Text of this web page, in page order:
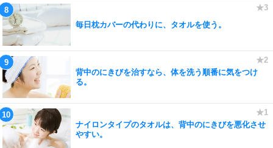
毎日枕カバーの代わりに、タオルを使う。
背中のにきびを治すなら、体を洗う順番に気をつけ
る。
ナイロンタイプのタオルは、背中のにきびを悪化させ
やすい。